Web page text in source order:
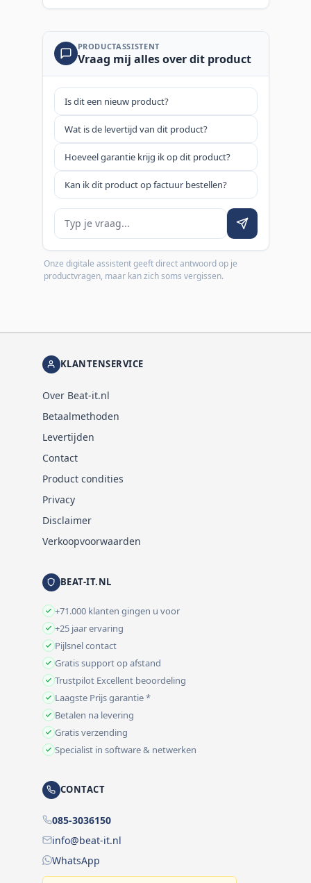
PRODUCTASSISTENT
Vraag mij alles over dit product
Is dit een nieuw product?
Wat is de levertijd van dit product?
Hoeveel garantie krijg ik op dit product?
Kan ik dit product op factuur bestellen?
Je vraag
Onze digitale assistent geeft direct antwoord op je
productvragen, maar kan zich soms vergissen.
KLANTENSERVICE
Over Beat-it.nl
Betaalmethoden
Levertijden
Contact
Product condities
Privacy
Disclaimer
Verkoopvoorwaarden
BEAT-IT.NL
+71.000 klanten gingen u voor
+25 jaar ervaring
Pijlsnel contact
Gratis support op afstand
Trustpilot Excellent beoordeling
Laagste Prijs garantie *
Betalen na levering
Gratis verzending
Specialist in software & netwerken
CONTACT
085-3036150
info@beat-it.nl
WhatsApp